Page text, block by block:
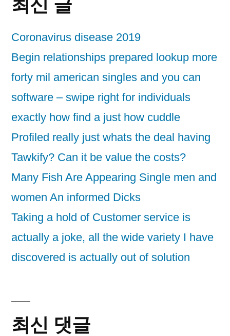
최신 글
Coronavirus disease 2019
Begin relationships prepared lookup more
forty mil american singles and you can
software – swipe right for individuals
exactly how find a just how cuddle
Profiled really just whats the deal having
Tawkify? Can it be value the costs?
Many Fish Are Appearing Single men and
women An informed Dicks
Taking a hold of Customer service is
actually a joke, all the wide variety I have
discovered is actually out of solution
최신 댓글